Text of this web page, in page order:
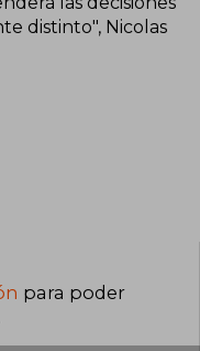
distinto", Nicolas
para poder